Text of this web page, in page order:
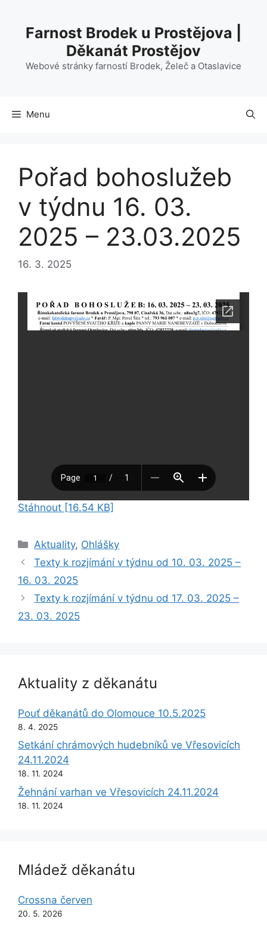
obsahFarnost Brodek u Prostějova |
Děkanát Prostějov
Webové stránky farností Brodek, Želeč a Otaslavice
Menu
Pořad bohoslužeb
v týdnu 16. 03.
2025 – 23.03.2025
16. 3. 2025
Stáhnout [16.54 KB]
Rubriky
Aktuality, Ohlášky
Texty k rozjímání v týdnu od 10. 03. 2025 –
16. 03. 2025
Texty k rozjímání v týdnu od 17. 03. 2025 –
23. 03. 2025
Aktuality z děkanátu
Pouť děkanátů do Olomouce 10.5.2025
8. 4. 2025
Setkání chrámových hudebníků ve Vřesovicích
24.11.2024
18. 11. 2024
Žehnání varhan ve Vřesovicích 24.11.2024
18. 11. 2024
Mládež děkanátu
Crossna červen
20. 5. 2026